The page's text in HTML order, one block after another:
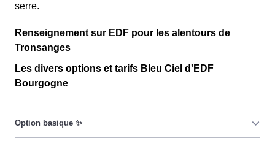
serre.
Renseignement sur EDF pour les alentours de
Tronsanges
Les divers options et tarifs Bleu Ciel d'EDF
Bourgogne